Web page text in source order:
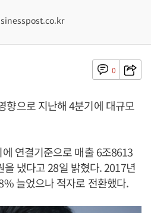
0
향으로 지난해 4분기에 대규모
연결기준으로 매출 6조8613
냈다고 28일 밝혔다. 2017년
늘었으나 적자로 전환했다.